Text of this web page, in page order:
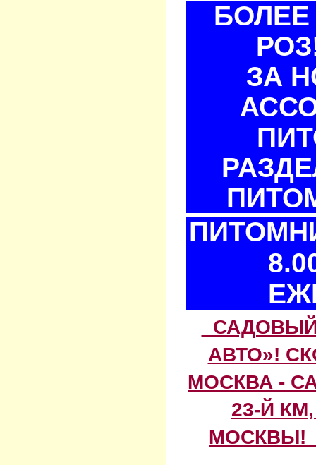
БОЛЕЕ
ЗА
АВТО»!
МОСКВА -
23-Й
МОСКВЫ!